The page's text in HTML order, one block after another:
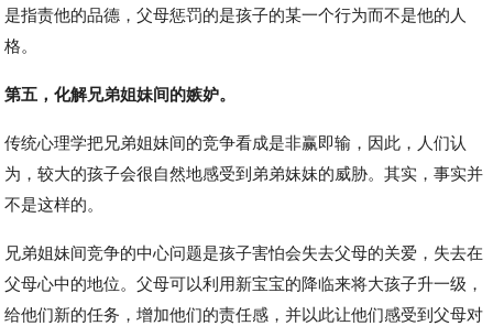
是指责他的品德，父母惩罚的是孩子的某一个行为而不是他的人
格。
第五，化解兄弟姐妹间的嫉妒。
传统心理学把兄弟姐妹间的竞争看成是非赢即输，因此，人们认
为，较大的孩子会很自然地感受到弟弟妹妹的威胁。其实，事实并
不是这样的。
兄弟姐妹间竞争的中心问题是孩子害怕会失去父母的关爱，失去在
父母心中的地位。父母可以利用新宝宝的降临来将大孩子升一级，
给他们新的任务，增加他们的责任感，并以此让他们感受到父母对